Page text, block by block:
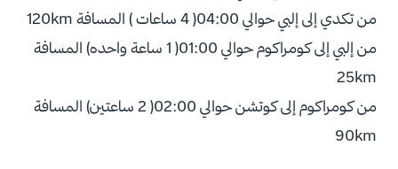
من تكدي إلى إلبي حوالي 04:00( 4 ساعات ) المسافة 120km
من إلبي إلى كومراكوم حوالي 01:00( 1 ساعة واحده) المسافة
25km
من كومراكوم إلى كوتشن حوالي 02:00( 2 ساعتين) المسافة
90km